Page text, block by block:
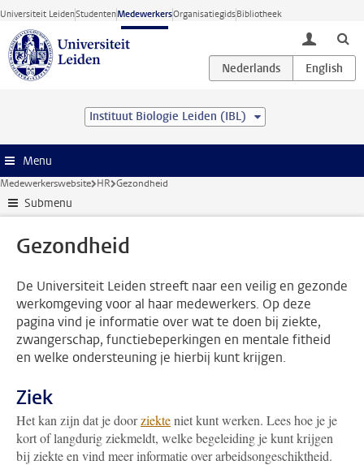
Ga direct naar de inhoud
Universiteit LeidenStudentenMedewerkersOrganisatiegidsBibliotheek
toggle
Instituut Biologie Leiden (IBL)
Menu
Medewerkerswebsite HR Gezondheid
Submenu
Gezondheid
De Universiteit Leiden streeft naar een veilig en gezonde
werkomgeving voor al haar medewerkers. Op deze
pagina vind je informatie over wat te doen bij ziekte,
zwangerschap, functiebeperkingen en mentale fitheid
en welke ondersteuning je hierbij kunt krijgen.
Ziek
Het kan zijn dat je doorziekteniet kunt werken. Lees hoe je je
kort of langdurig ziekmeldt, welke begeleiding je kunt krijgen
bij ziekte en vind meer informatie over arbeidsongeschiktheid.